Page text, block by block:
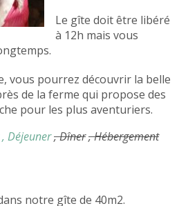
Le gîte doit être libéré
à 12h mais vous
vous pourrez découvrir la belle
de la ferme qui propose des
pour les plus aventuriers.
, Déjeuner, Dîner, Hébergement
notre gîte de 40m2.